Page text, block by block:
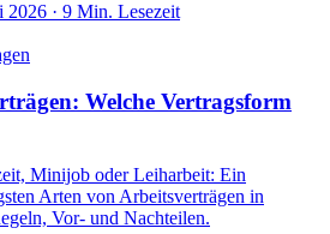
2026 · 9 Min. Lesezeit
Welche Vertragsform
Minijob oder Leiharbeit: Ein
Arten von Arbeitsverträgen in
Vor- und Nachteilen.